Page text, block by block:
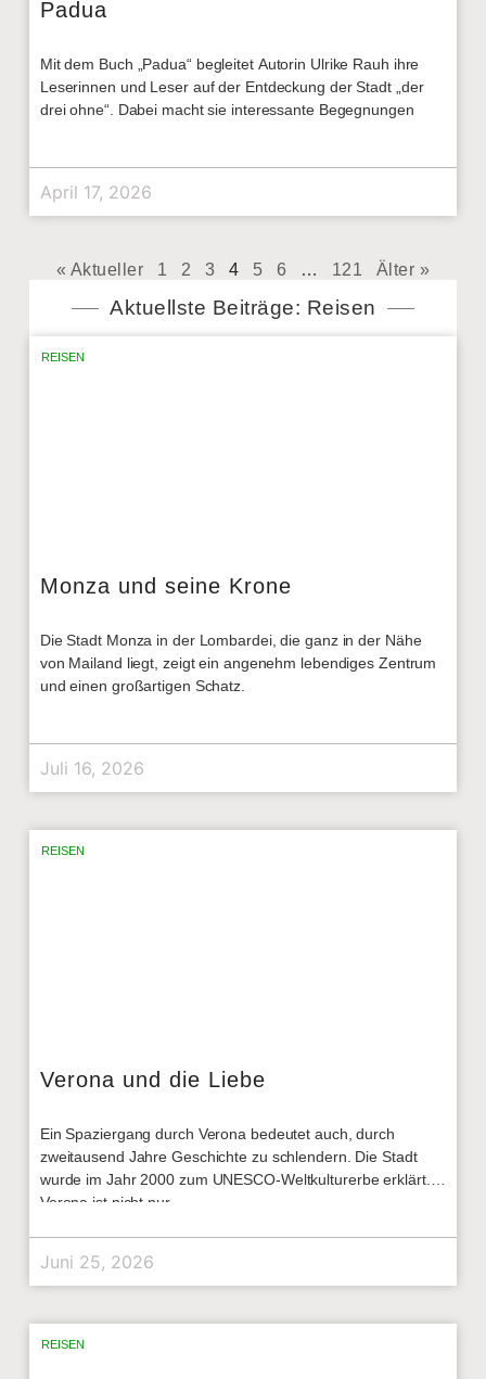
Padua
Mit dem Buch „Padua“ begleitet Autorin Ulrike Rauh ihre
Leserinnen und Leser auf der Entdeckung der Stadt „der
drei ohne“. Dabei macht sie interessante Begegnungen
April 17, 2026
« Aktueller 1 2 3 4 5 6 … 121 Älter »
Aktuellste Beiträge: Reisen
REISEN
Monza und seine Krone
Die Stadt Monza in der Lombardei, die ganz in der Nähe
von Mailand liegt, zeigt ein angenehm lebendiges Zentrum
und einen großartigen Schatz.
Juli 16, 2026
REISEN
Verona und die Liebe
Ein Spaziergang durch Verona bedeutet auch, durch
zweitausend Jahre Geschichte zu schlendern. Die Stadt
wurde im Jahr 2000 zum UNESCO-Weltkulturerbe erklärt.
Verona ist nicht nur
Juni 25, 2026
REISEN